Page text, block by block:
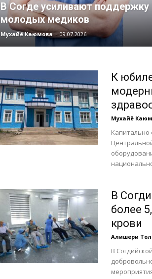
В Согде усиливают поддержку
молодых медиков
Мухайё Каюмова - 09.07.2026
К
Мухайё
Капитально
В
более
крови
Алишери
В